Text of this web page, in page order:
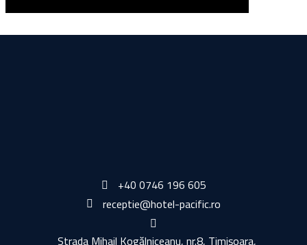
+40 0746 196 605
receptie@hotel-pacific.ro
Strada Mihail Kogălniceanu, nr.8, Timișoara,